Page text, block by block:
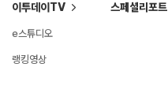
이투데이TV
e스튜디오
랭킹영상
스페셜리포트